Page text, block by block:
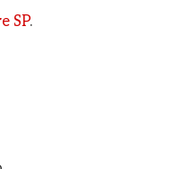
SP.